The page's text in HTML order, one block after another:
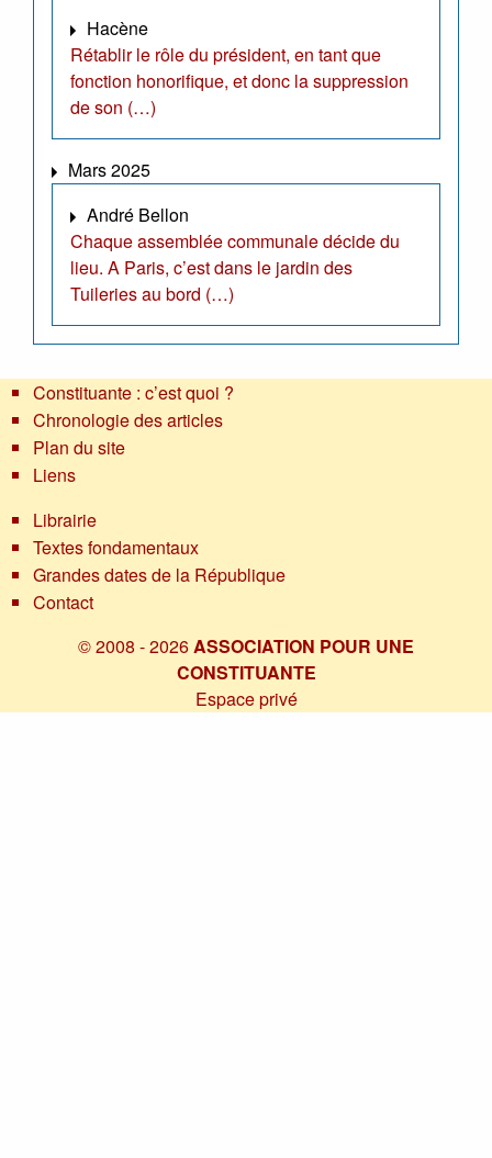
Hacène
Rétablir le rôle du président, en tant que
fonction honorifique, et donc la suppression
de son (…)
Mars 2025
André Bellon
Chaque assemblée communale décide du
lieu. A Paris, c’est dans le jardin des
Tuileries au bord (…)
Constituante : c’est quoi ?
Chronologie des articles
Plan du site
Liens
Librairie
Textes fondamentaux
Grandes dates de la République
Contact
© 2008 - 2026ASSOCIATION POUR UNE
CONSTITUANTE
Espace privé